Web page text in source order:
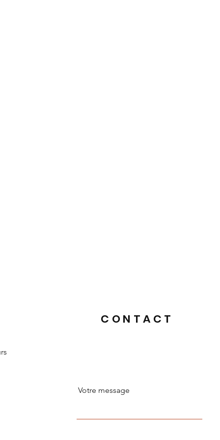
CONTACT